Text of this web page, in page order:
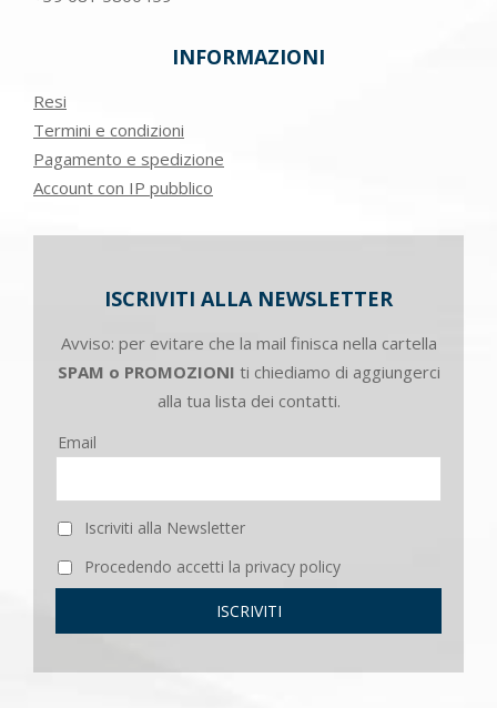
INFORMAZIONI
Resi
Termini e condizioni
Pagamento e spedizione
Account con IP pubblico
ISCRIVITI ALLA NEWSLETTER
Avviso: per evitare che la mail finisca nella cartella
SPAM o PROMOZIONI ti chiediamo di aggiungerci
alla tua lista dei contatti.
Email
Iscriviti alla Newsletter
Procedendo accetti la privacy policy